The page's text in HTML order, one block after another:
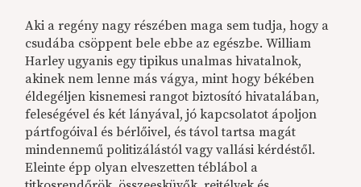
Aki a regény nagy részében maga sem tudja, hogy a
csudába csöppent bele ebbe az egészbe. William
Harley ugyanis egy tipikus unalmas hivatalnok,
akinek nem lenne más vágya, mint hogy békében
éldegéljen kisnemesi rangot biztosító hivatalában,
feleségével és két lányával, jó kapcsolatot ápoljon
pártfogóival és bérlőivel, és távol tartsa magát
mindennemű politizálástól vagy vallási kérdéstől.
Eleinte épp olyan elveszetten téblábol a